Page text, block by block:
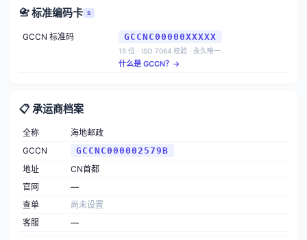
📇 标准编码卡 S
GCCN 标准码 GCCNC00000XXXXX
15 位 · ISO 7064 校验 · 永久唯一
什么是 GCCN？→
📋 承运商档案
全称
海地邮政
GCCN
GCCNC000002579B
地址
CN首都
官网
—
查单
尚未设置
客服
—